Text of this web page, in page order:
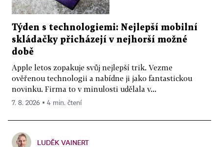
Týden s technologiemi: Nejlepší mobilní
skládačky přicházejí v nejhorší možné
době
Apple letos zopakuje svůj nejlepší trik. Vezme
ověřenou technologii a nabídne ji jako fantastickou
novinku. Firma to v minulosti udělala v...
7. 8. 2026 ▪ 4 min. čtení
LUDĚK VAINERT